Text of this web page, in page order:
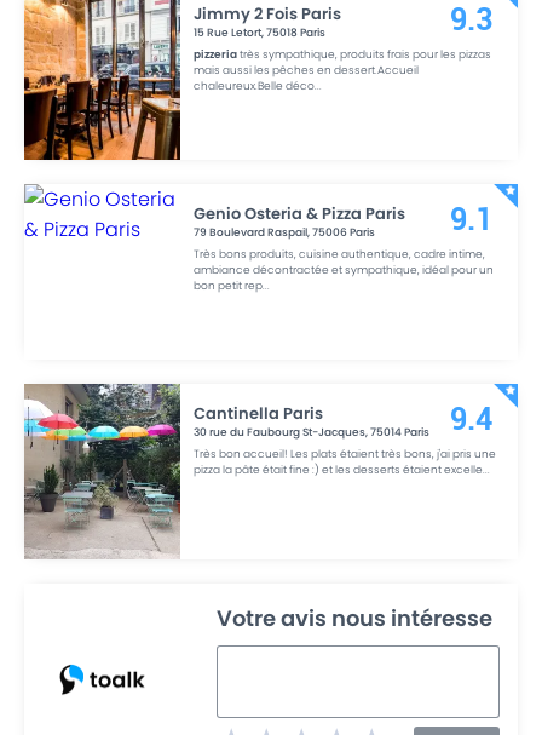
Jimmy 2 Fois Paris
15 Rue Letort,75018 Paris
pizzeriatrès sympathique, produits frais pour les pizzas
mais aussi les pêches en dessert.Accueil
chaleureux.Belle déco...
9.3
Genio Osteria & Pizza Paris
79 Boulevard Raspail,75006Paris
Très bons produits, cuisine authentique, cadre intime,
ambiance décontractée et sympathique, idéal pour un
bon petit rep...
9.1
Cantinella Paris
30 rue du Faubourg St-Jacques,75014Paris
Très bon accueil! Les plats étaient très bons, j'ai pris une
pizza la pâte était fine :) et les desserts étaient excelle...
9.4
Votre avis nous intéresse